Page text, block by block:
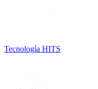
Tecnología HITS